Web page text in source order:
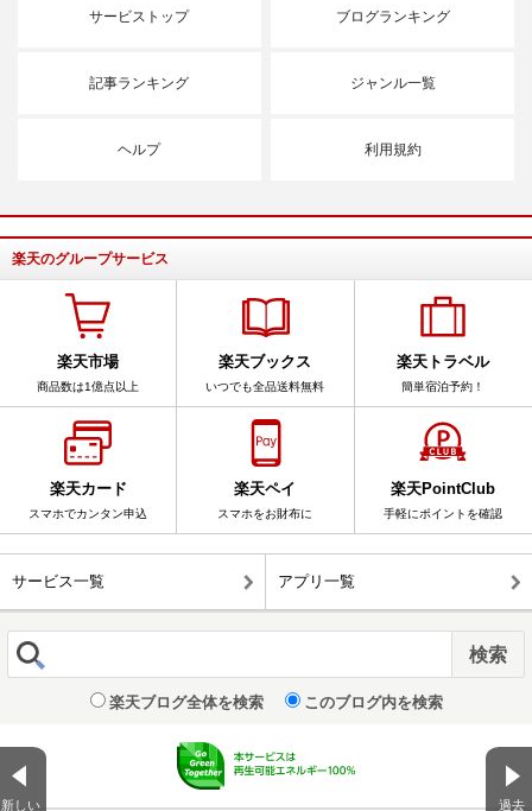
新しい 過去
サービストップ ブログランキング
記事ランキング ジャンル一覧
ヘルプ 利用規約
楽天のグループサービス
楽天市場
商品数は1億点以上
楽天ブックス
いつでも全品送料無料
楽天トラベル
簡単宿泊予約！
楽天カード
スマホでカンタン申込
楽天ペイ
スマホをお財布に
楽天PointClub
手軽にポイントを確認
サービス一覧 アプリ一覧
楽天ブログ全体を検索 このブログ内を検索